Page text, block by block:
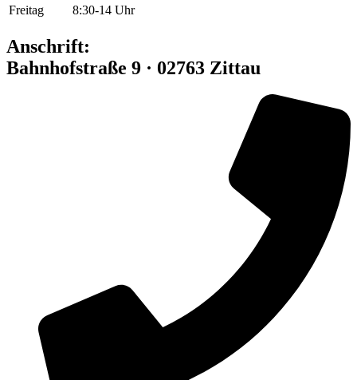
Freitag
8:30-14 Uhr
Anschrift:
Bahnhofstraße 9 · 02763 Zittau